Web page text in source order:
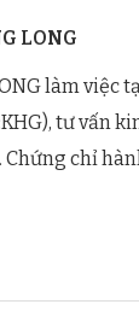
LONG
làm việc
tư vấn
Chứng chỉ